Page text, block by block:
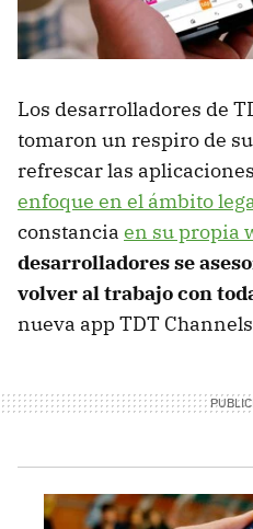
Los desarrolladores de
tomaron un respiro de
refrescar las
enfoque en el ámbito
constancia en su propia
desarrolladores se
volver al trabajo con
nueva app TDT